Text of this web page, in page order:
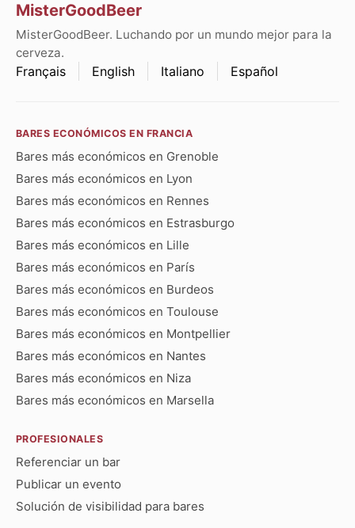
MisterGoodBeer
MisterGoodBeer. Luchando por un mundo mejor para la
cerveza.
Français English Italiano Español
BARES ECONÓMICOS EN FRANCIA
Bares más económicos en Grenoble
Bares más económicos en Lyon
Bares más económicos en Rennes
Bares más económicos en Estrasburgo
Bares más económicos en Lille
Bares más económicos en París
Bares más económicos en Burdeos
Bares más económicos en Toulouse
Bares más económicos en Montpellier
Bares más económicos en Nantes
Bares más económicos en Niza
Bares más económicos en Marsella
PROFESIONALES
Referenciar un bar
Publicar un evento
Solución de visibilidad para bares